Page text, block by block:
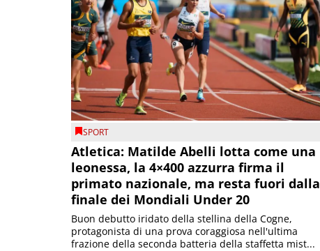
SPORT
Atletica: Matilde Abelli lotta come una
leonessa, la 4×400 azzurra firma il
primato nazionale, ma resta fuori dalla
finale dei Mondiali Under 20
Buon debutto iridato della stellina della Cogne,
protagonista di una prova coraggiosa nell'ultima
frazione della seconda batteria della staffetta mist...